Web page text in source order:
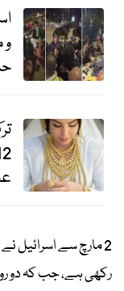
و
2 مارچ سے اسرائیل
رکھی ہے، جب کہ دو